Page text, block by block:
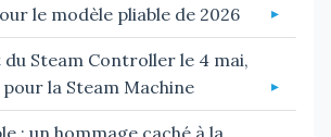
le modèle pliable de 2026
Steam Controller le 4 mai,
la Steam Machine